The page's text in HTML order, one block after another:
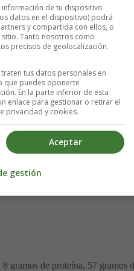
gramos de proteína, 57 gramos
de tu dispositivo
datos en el dispositivo) podrá
y compartida con ellos, o
Tanto nosotros como
precisos de geolocalización.
tus datos personales en
que puedes oponerte
En la parte inferior de esta
enlace para gestionar o retirar el
privacidad y cookies.
Aceptar
gestión